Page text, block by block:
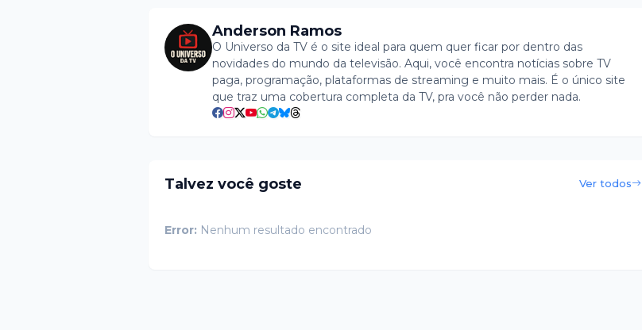
Anderson Ramos
O Universo da TV é o site ideal para quem quer ficar por dentro das
novidades do mundo da televisão. Aqui, você encontra notícias sobre TV
paga, programação, plataformas de streaming e muito mais. É o único site
que traz uma cobertura completa da TV, pra você não perder nada.
Talvez você goste Ver todos
Error: Nenhum resultado encontrado